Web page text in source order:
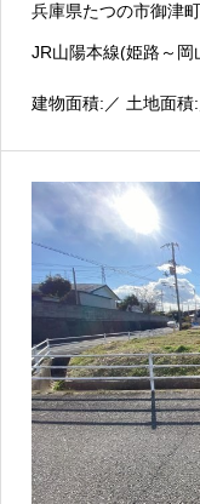
兵庫県たつの市御津
JR山陽本線(姫路～
建物面積:／ 土地面積